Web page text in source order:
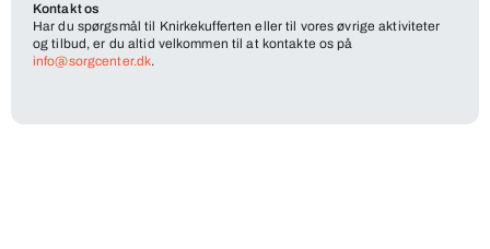
Kontakt os
Har du spørgsmål til Knirkekufferten eller til vores øvrige aktiviteter
og tilbud, er du altid velkommen til at kontakte os på
info@sorgcenter.dk.